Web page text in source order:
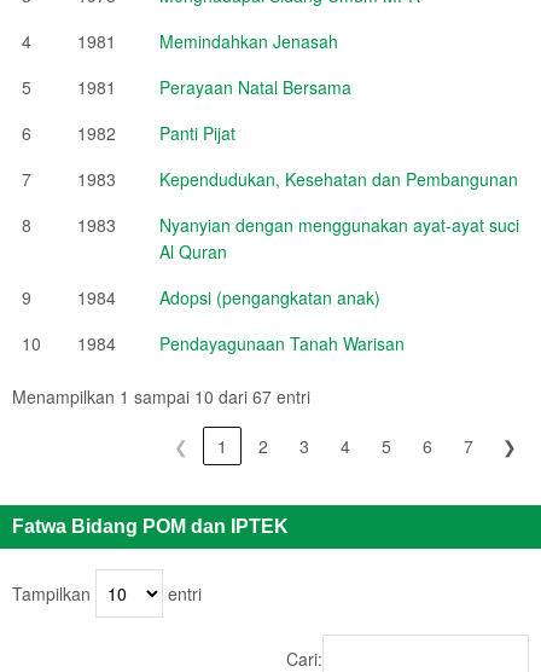
4
1981
Memindahkan Jenasah
5
1981
Perayaan Natal Bersama
6
1982
Panti Pijat
7
1983
Kependudukan, Kesehatan dan Pembangunan
8
1983
Nyanyian dengan menggunakan ayat-ayat suci
Al Quran
9
1984
Adopsi (pengangkatan anak)
10
1984 Pendayagunaan Tanah Warisan
Menampilkan 1 sampai 10 dari 67 entri
❮ 1 2 3 4 5 6 7 ❯
Fatwa Bidang POM dan IPTEK
Tampilkan entri
Cari: